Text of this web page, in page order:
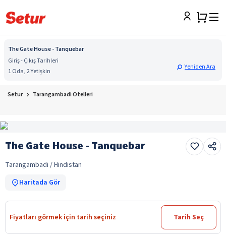
The Gate House - Tanquebar
Giriş - Çıkış Tarihleri
1 Oda, 2 Yetişkin
Yeniden Ara
Setur Tarangambadi Otelleri
The Gate House - Tanquebar
Tarangambadi / Hindistan
Haritada Gör
Fiyatları görmek için tarih seçiniz Tarih Seç